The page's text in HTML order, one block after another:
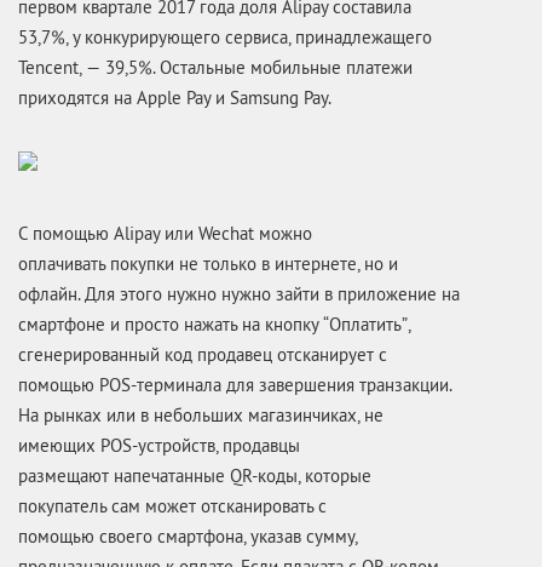
первом квартале 2017 года доля Alipay составила
53,7%, у конкурирующего сервиса, принадлежащего
Tencent, — 39,5%. Остальные мобильные платежи
приходятся на Apple Pay и Samsung Pay.
С помощью Alipay или Wechat можно
оплачивать покупки не только в интернете, но и
офлайн. Для этого нужно нужно зайти в приложение на
смартфоне и просто нажать на кнопку “Оплатить”,
сгенерированный код продавец отсканирует с
помощью POS-терминала для завершения транзакции.
На рынках или в небольших магазинчиках, не
имеющих POS-устройств, продавцы
размещают напечатанные QR-коды, которые
покупатель сам может отсканировать с
помощью своего смартфона, указав сумму,